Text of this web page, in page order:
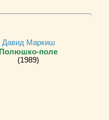
Давид Маркиш
Полюшко-поле
(1989)